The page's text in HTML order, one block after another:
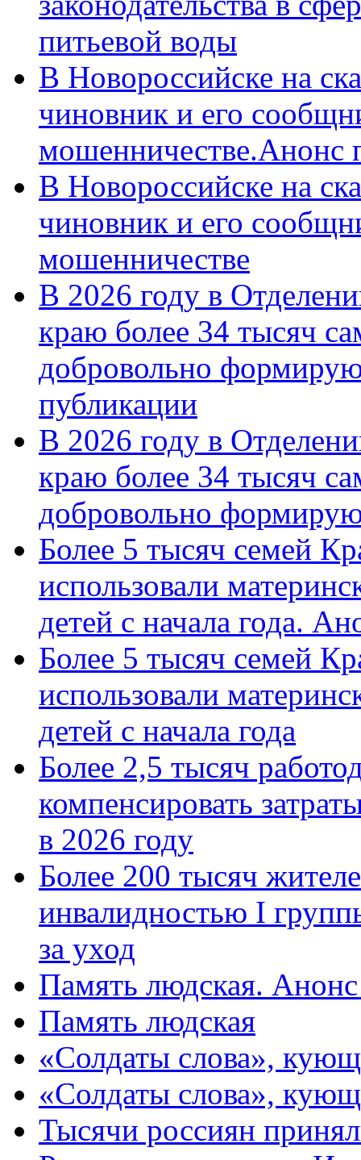
питьевой воды
В Новороссийске на
чиновник и его
мошенничестве.Анонс
В Новороссийске на
чиновник и его
мошенничестве
В 2026 году в
краю более 34 тысяч
добровольно
публикации
В 2026 году в
краю более 34 тысяч
добровольно
Более 5 тысяч семей
использовали
детей с начала года.
Более 5 тысяч семей
использовали
детей с начала года
Более 2,5 тысяч
компенсировать
в 2026 году
Более 200 тысяч
инвалидностью I
за уход
Память людская.
Память людская
«Солдаты слова»,
«Солдаты слова»,
Тысячи россиян